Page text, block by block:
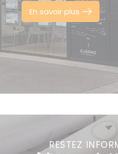
En savoir plus
RESTEZ